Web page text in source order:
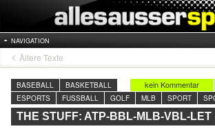
NAVIGATION
Ältere Texte
kein Kommentar
BASEBALL
BASKETBALL
ESPORTS
FUSSBALL GOLF MLB SPORT
THE STUFF: ATP-BBL-MLB-VBL-LET